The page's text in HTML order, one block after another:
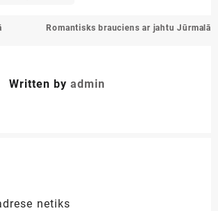
Romantisks brauciens ar jahtu Jūrmalā
Written by admin
netiks